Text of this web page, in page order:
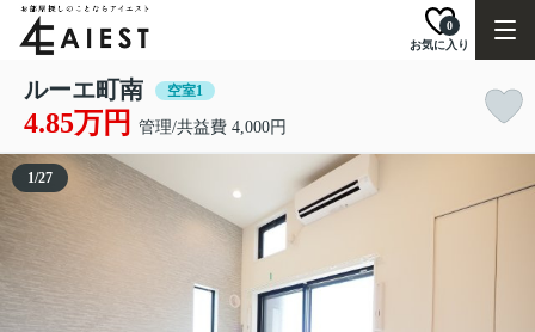
お気に入り
0
ルーエ町南 空室1
4.85万円 管理/共益費 4,000円
1/27